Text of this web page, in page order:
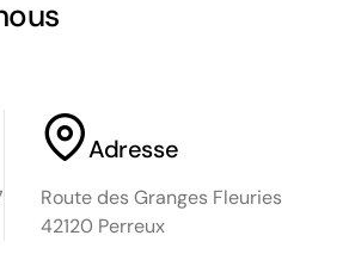
Adresse
Route des Granges Fleuries
42120 Perreux